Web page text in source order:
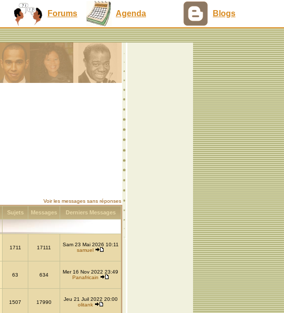
Forums Agenda Blogs
Voir les messages sans réponses
Sujets Messages Derniers Messages
1711 17111
Sam 23 Mai 2026 10:11
samuel
63 634
Mer 16 Nov 2022 23:49
Panafricain
1507 17990
Jeu 21 Juil 2022 20:00
olitank